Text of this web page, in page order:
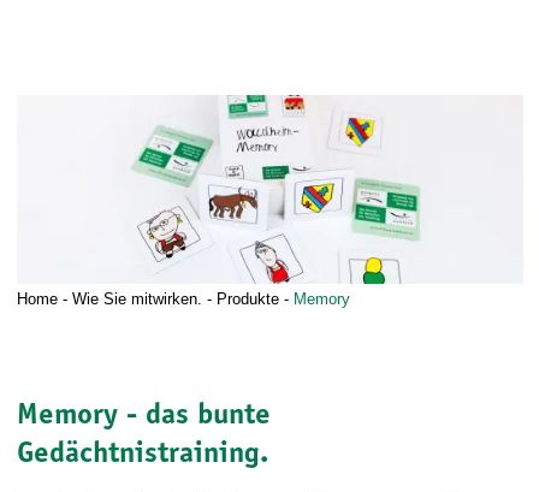
Home- Wie Sie mitwirken. - Produkte- Memory
Memory - das bunte
Gedächtnistraining.